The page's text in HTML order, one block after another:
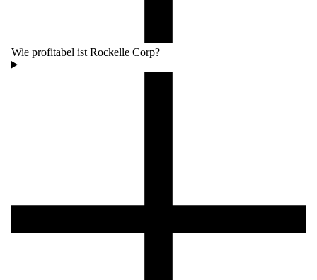
Wie profitabel ist Rockelle Corp?